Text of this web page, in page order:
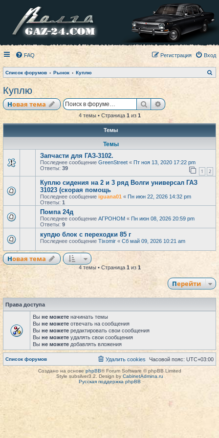
FAQ Вход
Регистрация
Список форумов Рынок Куплю
о
Куплю
Новая тема ПоискРасширенный
4 темы • Страница 1из 1
Темы
Темы
Запчасти для ГАЗ-3102.
Последнее сообщение GreenStreet « Пт ноя 13, 2020 17:22 pm
Ответы: 39 1 2
Куплю сидения на 2 и 3 ряд Волги универсал ГАЗ
31023 (скорая помощь
Последнее сообщение iguana01 « Пн июн 22, 2026 14:32 pm
Ответы: 1
Помпа 24д
Последнее сообщение АГРОНОМ « Пн июн 08, 2026 20:59 pm
Ответы: 9
купдю блок с переходки 85 г
Последнее сообщение Tixomir « Сб май 09, 2026 10:21 am
Новая тема
4 темы • Страница 1 из 1
Перейти
Права доступа
Вы не можете начинать темы
Вы не можете отвечать на сообщения
Вы не можете редактировать свои сообщения
Вы не можете удалять свои сообщения
Вы не можете добавлять вложения
Список форумов Часовой пояс: UTC+03:00
Удалить cookies
Создано на основе phpBB® Forum Software © phpBB Limited
Style subsilver3.2. Design by CabinetAdmina.ru
Русская поддержка phpBB